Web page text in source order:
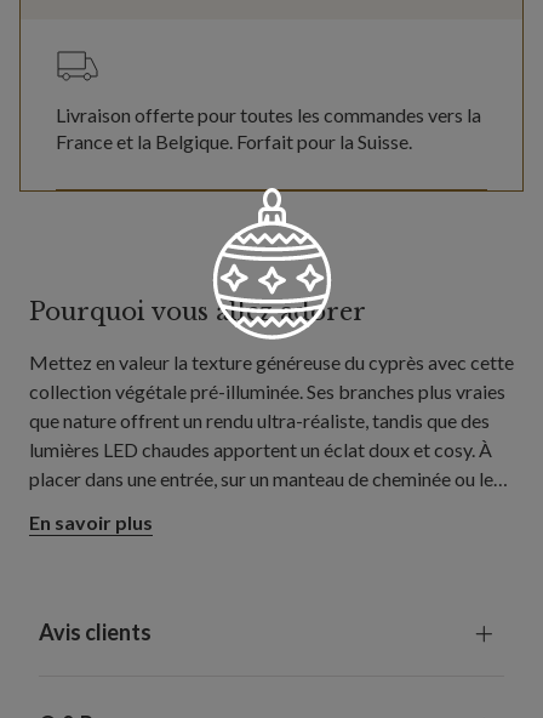
Livraison offerte pour toutes les commandes vers la
France et la Belgique. Forfait pour la Suisse.
Pourquoi vous allez adorer
Mettez en valeur la texture généreuse du cyprès avec cette
collection végétale pré-illuminée. Ses branches plus vraies
que nature offrent un rendu ultra-réaliste, tandis que des
lumières LED chaudes apportent un éclat doux et cosy. À
placer dans une entrée, sur un manteau de cheminée ou le
En savoir plus
Avis clients